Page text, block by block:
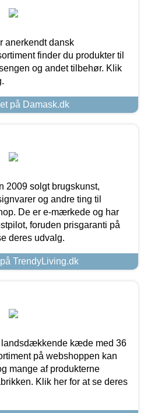
anerkendt dansk
finder du produkter til
og andet tilbehør. Klik
på Damask.dk
2009 solgt brugskunst,
og andre ting til
De er e-mærkede og har
foruden prisgaranti på
deres udvalg.
TrendyLiving.dk
landsdækkende kæde med 36
på webshoppen kan
mange af produkterne
Klik her for at se deres